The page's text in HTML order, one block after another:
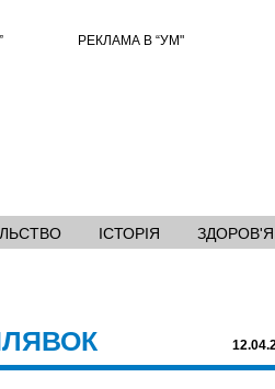
РЕКЛАМА В “УМ"
ІСТОРІЯ ЗДОРОВ'Я